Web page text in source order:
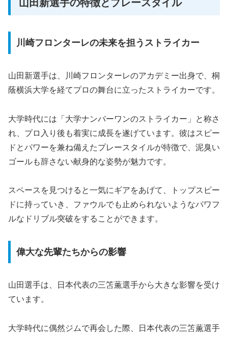
山田新選手の特徴とプレースタイル
川崎フロンターレの未来を担うストライカー
山田新選手は、川崎フロンターレのアカデミー出身で、桐
蔭横浜大学を経てプロの舞台に立ったストライカーです。
大学時代には「大学ナンバーワンのストライカー」と称さ
れ、プロ入り後も着実に成長を遂げています。彼はスピー
ドとパワーを兼ね備えたプレースタイルが特徴で、泥臭い
ゴールも辞さない献身的な姿勢が魅力です。
スペースを見つけると一気にギアをあげて、トップスピー
ドに持っていき、ファウルでも止められないようなパワフ
ルなドリブル突破をすることができます。
偉大な先輩たちからの影響
山田選手は、日本代表の三笘薫選手から大きな影響を受け
ています。
大学時代に偶然ジムで再会した際、日本代表の三笘薫選手